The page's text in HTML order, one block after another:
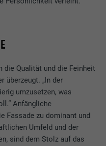
die Qualität und die Feinheit
überzeugt. „In der
umzusetzen, was
Anfängliche
Fassade zu dominant und
Umfeld und der
sind dem Stolz auf das